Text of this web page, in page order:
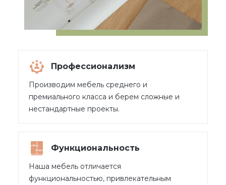
Профессионализм
Производим мебель среднего и
премиального класса и берем сложные и
нестандартные проекты.
Функциональность
Наша мебель отличается
функциональностью, привлекательным